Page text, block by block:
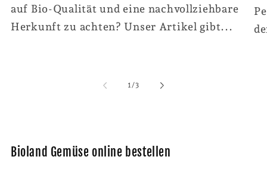
auf Bio-Qualität und eine nachvollziehbare
Herkunft zu achten? Unser Artikel gibt...
1 /von
3
Bioland Gemüse online bestellen